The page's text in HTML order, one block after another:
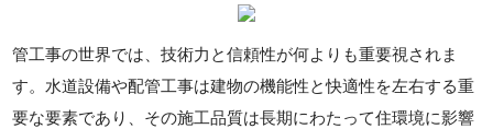
管工事の世界では、技術力と信頼性が何よりも重要視されま
す。水道設備や配管工事は建物の機能性と快適性を左右する重
要な要素であり、その施工品質は長期にわたって住環境に影響